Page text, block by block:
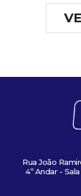
Rua João
4º Andar -